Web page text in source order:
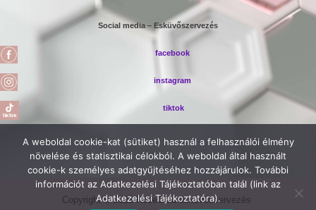
Social media – Esküvőszervezés
facebook
instagram
tiktok
Copyright © 2026 RoseGold esküvőszervezés
A weboldal cookie-kat (sütiket) használ a felhasználói élmény
növelése és statisztikai célokból. A weboldal által használt
cookie-k személyes adatgyűjtéséhez hozzájárulok. További
információt az Adatkezelési Tájékoztatóban talál (link az
Adatkezelési Tájékoztatóra).